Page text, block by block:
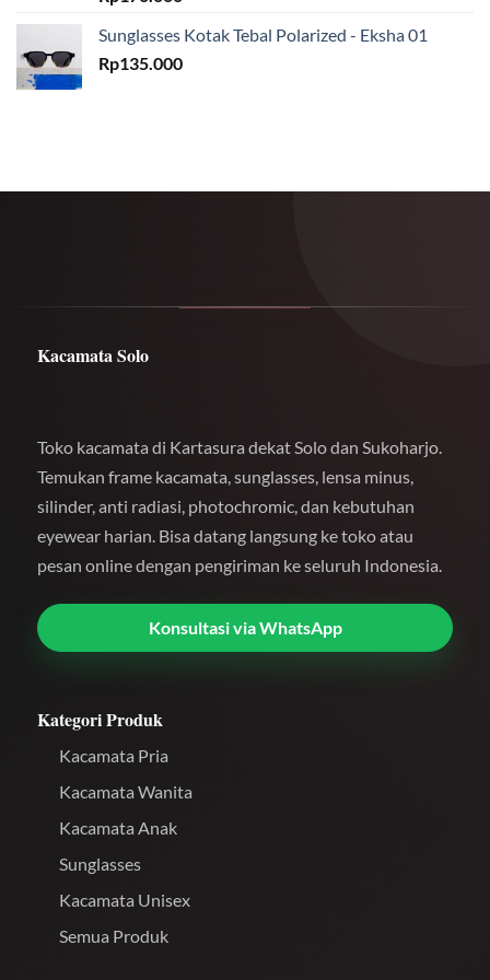
Sunglasses Kotak Tebal Polarized - Eksha 01
Rp135.000
Kacamata Solo
Toko kacamata di Kartasura dekat Solo dan Sukoharjo.
Temukan frame kacamata, sunglasses, lensa minus,
silinder, anti radiasi, photochromic, dan kebutuhan
eyewear harian. Bisa datang langsung ke toko atau
pesan online dengan pengiriman ke seluruh Indonesia.
Konsultasi via WhatsApp
Kategori Produk
Kacamata Pria
Kacamata Wanita
Kacamata Anak
Sunglasses
Kacamata Unisex
Semua Produk